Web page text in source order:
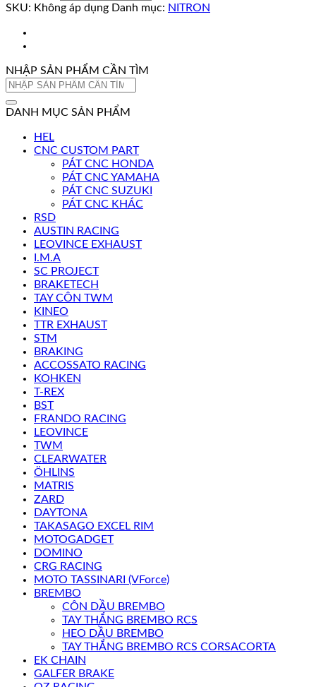
SKU: Không áp dụng Danh mục: NITRON
NHẬP SẢN PHẨM CẦN TÌM
Tìm
DANH MỤC SẢN PHẨM
HEL
CNC CUSTOM PART
PÁT CNC HONDA
PÁT CNC YAMAHA
PÁT CNC SUZUKI
PÁT CNC KHÁC
RSD
AUSTIN RACING
LEOVINCE EXHAUST
I.M.A
SC PROJECT
BRAKETECH
TAY CÔN TWM
KINEO
TTR EXHAUST
STM
BRAKING
ACCOSSATO RACING
KOHKEN
T-REX
BST
FRANDO RACING
LEOVINCE
TWM
CLEARWATER
ÖHLINS
MATRIS
ZARD
DAYTONA
TAKASAGO EXCEL RIM
MOTOGADGET
DOMINO
CRG RACING
MOTO TASSINARI (VForce)
BREMBO
CÔN DẦU BREMBO
TAY THẮNG BREMBO RCS
HEO DẦU BREMBO
TAY THẮNG BREMBO RCS CORSACORTA
EK CHAIN
GALFER BRAKE